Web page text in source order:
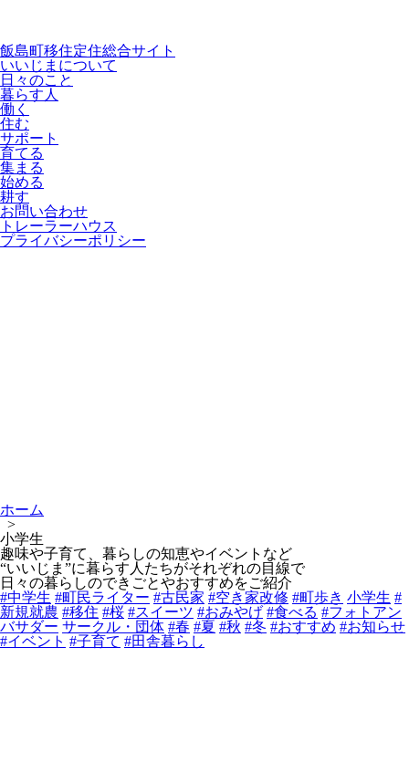
飯島町移住定住総合サイト
いいじまについて
日々のこと
暮らす人
働く
住む
サポート
育てる
集まる
始める
耕す
お問い合わせ
トレーラーハウス
プライバシーポリシー
ホーム
>
小学生
趣味や子育て、暮らしの知恵やイベントなど
“いいじま”に暮らす人たちがそれぞれの目線で
日々の暮らしのできごとやおすすめをご紹介
#中学生 #町民ライター #古民家 #空き家改修 #町歩き 小学生 #
新規就農 #移住 #桜 #スイーツ #おみやげ #食べる #フォトアン
バサダー サークル・団体 #春 #夏 #秋 #冬 #おすすめ #お知らせ
#イベント #子育て #田舎暮らし